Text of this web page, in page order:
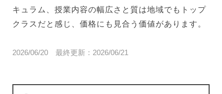
キュラム、授業内容の幅広さと質は地域でもトップ
クラスだと感じ、価格にも見合う価値があります。
2026/06/20 最終更新： 2026/06/21